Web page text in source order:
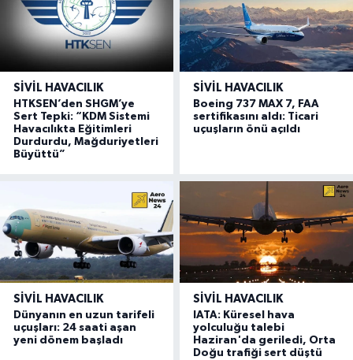
SIVIL HAVACILIK
HTKSEN’den SHGM’ye
Sert Tepki: “KDM Sistemi
Havacılıkta Eğitimleri
Durdurdu, Mağduriyetleri
Büyüttü”
SIVIL HAVACILIK
Boeing 737 MAX 7, FAA
sertifikasını aldı: Ticari
uçuşların önü açıldı
SIVIL HAVACILIK
Dünyanın en uzun tarifeli
uçuşları: 24 saati aşan
yeni dönem başladı
SIVIL HAVACILIK
IATA: Küresel hava
yolculuğu talebi
Haziran'da geriledi, Orta
Doğu trafiği sert düştü